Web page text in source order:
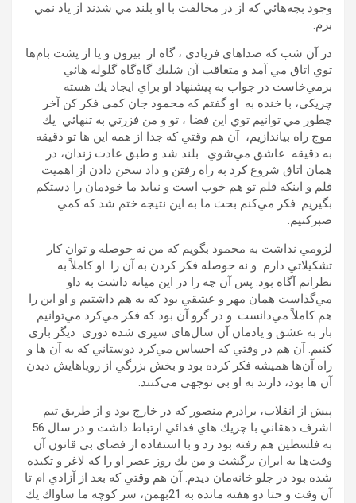
وجود بچه‌هائي كه از در مخالفت با او بلند مي شدند از ياد نمي
برم.
در آن شب كه صداهاي فريادي ، گاه از بيرون و يا از پشت بام‌ها
توي اتاق مي آمد و متعاقب آن شليك گاه‌گاه گلوله هائي
برمي‌خاست در جواب به پيشنهاد او براي ايجاد يك هسته
چريكي، با خنده به او گفتم كه محمود جان كمي فكر كن آخر
چطور مي توانيم توي اين فضا ، تو و من فزرتي به تنهائي يك
موج راه بياندازيم، آن هم وقتي كه جدا از همه اين ها تو دقيقه
به دقيقه عاشق مي‌شوي. بلند شد و طبق عادت زندان، در
همان اتاق شروع كرد به راه رفتن و داد سخن دادن از اهميت
قلم و اينكه قلم تو هم خوب است و نبايد ما خودمان را دستكم
بگيريم. فكر مي‌كنم بحث ما به اين نتيجه ختم شد كه كمي
صبركنيم.
لزومي نداشت به محمود بگويم كه من نه حوصله و توان كار
تشكيلاتي دارم و نه حوصله فكر كردن به آن را. او كاملاً به
نظراتم آگاه بود. پس آن چه را در اين ميانه داشت به داو
مي‌گذاست همان مهر و عشقي بود كه به هم داشتيم و او اين را
هم كاملاً مي‌دانست. و در گرو آن بود كه فكر مي‌كرد مي‌توانيم
باز به عشق و يادمان آن سال‌هاي سپري شده دوري ديگر بازي
كنيم. آن هم در وقتي كه احساس مي‌كرد دوستاني كه به آن ها و
راه آن‌ها هميشه فكر كرده بود و بخش بزرگي از روياهايش ديدن
آن ها بود، دارند به او بي توجهي مي‌كنند.
پيش از انقلاب، برادرم منصور كه در خارج بود و از طريق تيم
اشرف دهقاني با چريك هاي فدائي ارتباط داشت و در سال 56
به فلسطين هم رفته بود زد و با استفاده از فضاي بي قانون آن
وقت‌ها به ايران برگشت و من يك روز عصر او را كه لاغر و تكيده
شده بود در جلو خانه‌مان ديدم. آن هم وقتي كه بعد از آزادي ام تا
آن وقت و حتا دو هفته مانده به 21بهمن، سر كوچه ما ساواك يك